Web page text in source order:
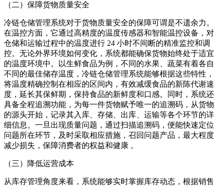
（二）保障货物质量安全
冷链仓储管理系统对于货物质量安全的保障可谓是不遗余力。
在温控方面，它通过高精度的温度传感器和智能温控设备，对
仓储和运输过程中的温度进行 24 小时不间断的精准监控和调
控。无论外界环境如何变化，系统都能确保货物始终处于适宜
的温度环境中。以生鲜食品为例，不同的水果、蔬菜有着各自
不同的最佳储存温度，冷链仓储管理系统能够根据这些特性，
将温度精确控制在相应的区间内，有效减缓食品的新陈代谢速
度，延长其保鲜期，保持食品的新鲜度和口感。同时，系统还
具备全程追溯功能，为每一件货物赋予唯一的追溯码，从货物
的源头开始，记录其入库、存储、出库、运输等各个环节的详
细信息。一旦出现质量问题，通过扫描追溯码，便能快速定位
问题所在环节，及时采取相应措施，召回问题产品，最大程度
减少损失，保障消费者的权益和健康 。
（三）降低运营成本
从库存管理角度来看，系统能够实时掌握库存动态，根据销售